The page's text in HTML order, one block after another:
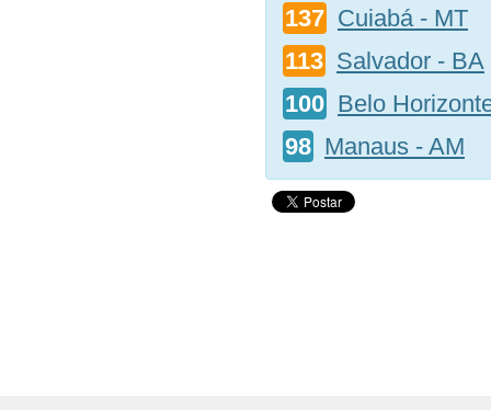
137 Cuiabá - MT
113 Salvador - BA
100 Belo
98 Manaus - AM